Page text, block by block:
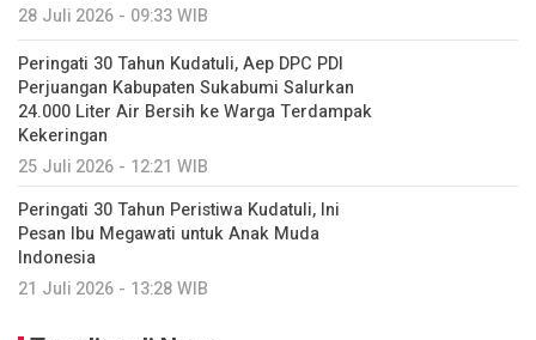
28 Juli 2026 - 09:33 WIB
Peringati 30 Tahun Kudatuli, Aep DPC PDI
Perjuangan Kabupaten Sukabumi Salurkan
24.000 Liter Air Bersih ke Warga Terdampak
Kekeringan
25 Juli 2026 - 12:21 WIB
Peringati 30 Tahun Peristiwa Kudatuli, Ini
Pesan Ibu Megawati untuk Anak Muda
Indonesia
21 Juli 2026 - 13:28 WIB